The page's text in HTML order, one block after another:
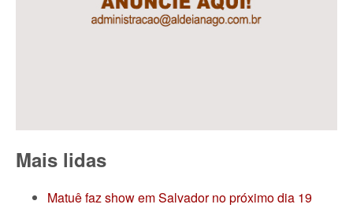
Mais lidas
Matuê faz show em Salvador no próximo dia 19